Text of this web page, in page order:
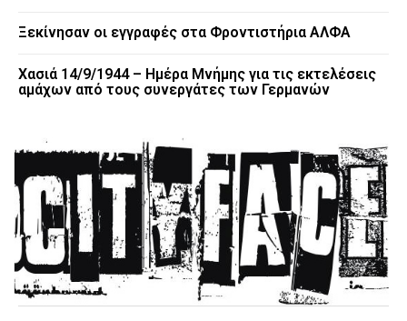
Ξεκίνησαν οι εγγραφές στα Φροντιστήρια ΑΛΦΑ
Χασιά 14/9/1944 – Ημέρα Μνήμης για τις εκτελέσεις
αμάχων από τους συνεργάτες των Γερμανών